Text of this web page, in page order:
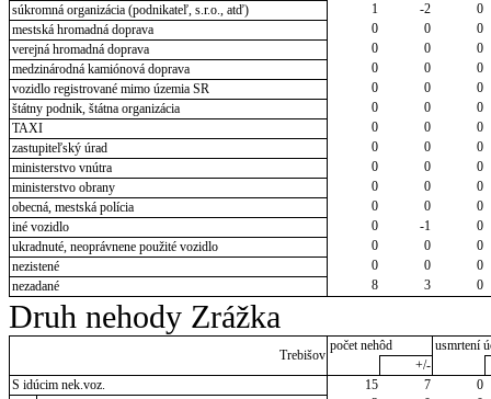
súkromná organizácia (podnikateľ, s.r.o., atď)
1 -2
0
mestská hromadná doprava
0 0
0
verejná hromadná doprava
0 0
0
medzinárodná kamiónová doprava
0 0
0
vozidlo registrované mimo územia SR
0 0
0
štátny podnik, štátna organizácia
0 0
0
TAXI
0 0
0
zastupiteľský úrad
0 0
0
ministerstvo vnútra
0 0
0
ministerstvo obrany
0 0
0
obecná, mestská polícia
0 0
0
iné vozidlo
0 -1
0
ukradnuté, neoprávnene použité vozidlo
0 0
0
nezistené
0 0
0
nezadané
8 3 0
Druh nehody Zrážka
Trebišov
počet nehôd
usmrtení
+/-
S idúcim nek.voz.
15 7
0